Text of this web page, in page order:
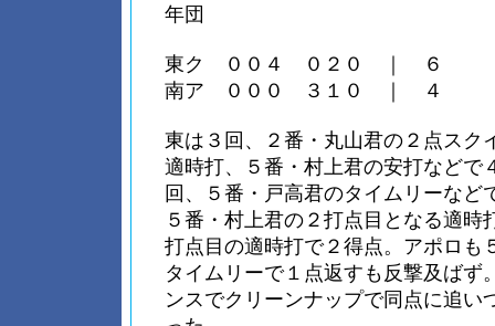
年団
東ク ００４ ０２０ ｜ ６
南ア ０００ ３１０ ｜ ４
東は３回、２番・丸山君の２点スク
適時打、５番・村上君の安打などで
回、５番・戸高君のタイムリーなど
５番・村上君の２打点目となる適時
打点目の適時打で２得点。アポロも
タイムリーで１点返すも反撃及ばず
ンスでクリーンナップで同点に追い